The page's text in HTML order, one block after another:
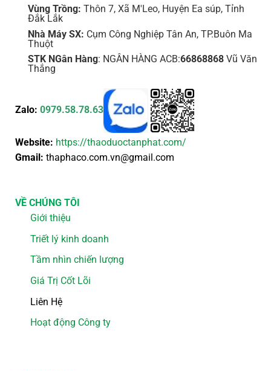
Vùng Trồng: Thôn 7, Xã M'Leo, Huyện Ea súp, Tỉnh
Đắk Lắk
Nhà Máy SX: Cụm Công Nghiệp Tân An, TP.Buôn Ma
Thuột
STK NGân Hàng: NGÂN HÀNG ACB:66868868Vũ Văn
Thắng
Zalo: 0979.58.78.63
Website: https://thaoduoctanphat.com/
Gmail: thaphaco.com.vn@gmail.com
VỀ CHÚNG TÔI
Giới thiệu
Triết lý kinh doanh
Tầm nhìn chiến lượng
Giá Trị Cốt Lõi
Liên Hệ
Hoạt động Công ty